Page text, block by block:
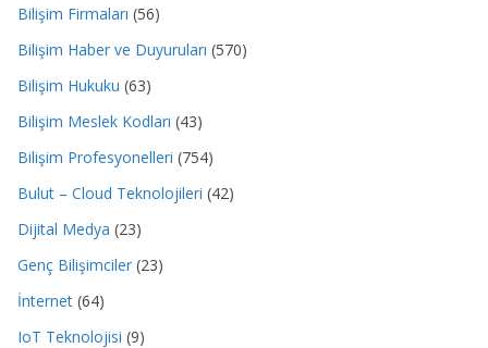
Bilişim Firmaları (56)
Bilişim Haber ve Duyuruları (570)
Bilişim Hukuku (63)
Bilişim Meslek Kodları (43)
Bilişim Profesyonelleri (754)
Bulut – Cloud Teknolojileri (42)
Dijital Medya (23)
Genç Bilişimciler (23)
İnternet (64)
IoT Teknolojisi (9)